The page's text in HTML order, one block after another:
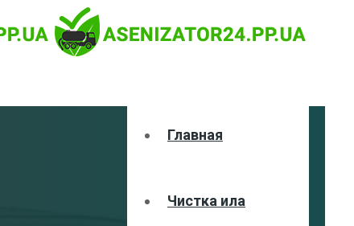
Главная
Чистка ила